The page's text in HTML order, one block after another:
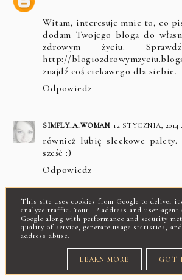
Witam, interesuje mnie to, co
dodam Twojego bloga do
zdrowym życiu.
http://
znajdź coś ciekawego dla siebie.
Odpowiedz
SIMPLY_A_WOMAN 12 STYCZNIA, 2014
również lubię sleekowe
sześć :)
Odpowiedz
Odpowiedzi
STELLALILY 12 STYCZNIA, 2014
Nie dziwię się są świetne :)
ODPOWIEDZ
This site uses cookies from Google to deliver
analyze traffic. Your IP address and user-agent
Google along with performance and security
quality of service, generate usage statistics,
address abuse.
LEARN MORE GOT